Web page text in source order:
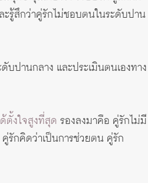
รู้สึกว่าคู่รักไม่ชอบตนในระดับปาน
บปานกลาง และประเมินตนเองทาง
ตั้งใจสูงที่สุด รองลงมาคือ คู่รักไม่มี
รักคิดว่าเป็นการช่วยตน คู่รัก